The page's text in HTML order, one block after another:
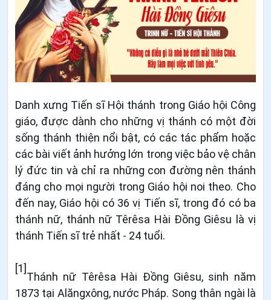
Danh xưng Tiến sĩ Hội thánh trong Giáo hội Công
giáo, được dành cho những vị thánh có một đời
sống thánh thiện nổi bật, có các tác phẩm hoặc
các bài viết ảnh hưởng lớn trong việc bảo vệ chân
lý đức tin và chỉ ra những con đường nên thánh
đáng cho mọi người trong Giáo hội noi theo. Cho
đến nay, Giáo hội có 36 vị Tiến sĩ, trong đó có ba
thánh nữ, thánh nữ Têrêsa Hài Đồng Giêsu là vị
thánh Tiến sĩ trẻ nhất - 24 tuổi.
[1]
Thánh nữ Têrêsa Hài Đồng Giêsu, sinh năm
1873 tại Alăngxông, nước Pháp. Song thân ngài là